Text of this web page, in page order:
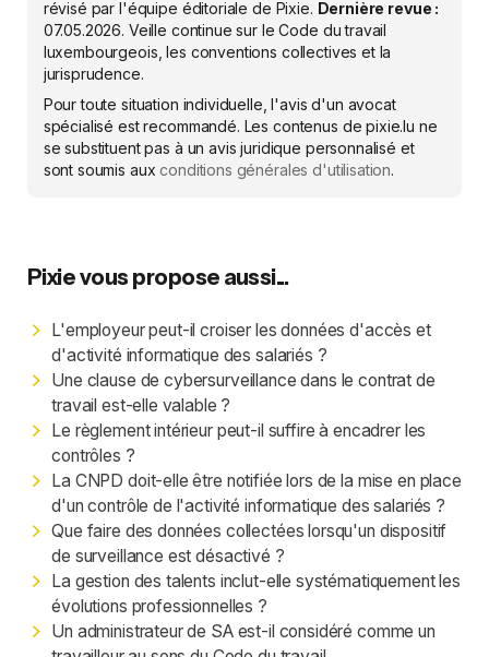
révisé par l'équipe éditoriale de Pixie. Dernière revue :
07.05.2026. Veille continue sur le Code du travail
luxembourgeois, les conventions collectives et la
jurisprudence.
Pour toute situation individuelle, l'avis d'un avocat
spécialisé est recommandé. Les contenus de pixie.lu ne
se substituent pas à un avis juridique personnalisé et
sont soumis auxconditions générales d'utilisation.
Pixie vous propose aussi...
L'employeur peut-il croiser les données d'accès et
d'activité informatique des salariés ?
Une clause de cybersurveillance dans le contrat de
travail est-elle valable ?
Le règlement intérieur peut-il suffire à encadrer les
contrôles ?
La CNPD doit-elle être notifiée lors de la mise en place
d'un contrôle de l'activité informatique des salariés ?
Que faire des données collectées lorsqu'un dispositif
de surveillance est désactivé ?
La gestion des talents inclut-elle systématiquement les
évolutions professionnelles ?
Un administrateur de SA est-il considéré comme un